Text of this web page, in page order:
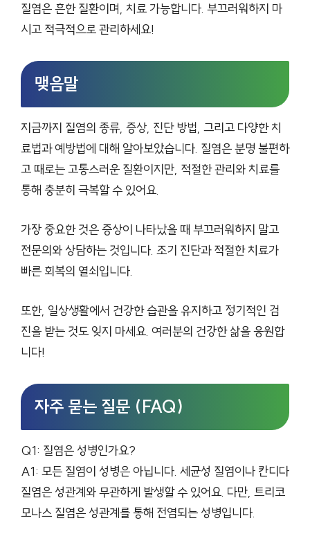
질염은 흔한 질환이며, 치료 가능합니다. 부끄러워하지 마
시고 적극적으로 관리하세요!
맺음말
지금까지 질염의 종류, 증상, 진단 방법, 그리고 다양한 치
료법과 예방법에 대해 알아보았습니다. 질염은 분명 불편하
고 때로는 고통스러운 질환이지만, 적절한 관리와 치료를
통해 충분히 극복할 수 있어요.
가장 중요한 것은 증상이 나타났을 때 부끄러워하지 말고
전문의와 상담하는 것입니다. 조기 진단과 적절한 치료가
빠른 회복의 열쇠입니다.
또한, 일상생활에서 건강한 습관을 유지하고 정기적인 검
진을 받는 것도 잊지 마세요. 여러분의 건강한 삶을 응원합
니다!
자주 묻는 질문 (FAQ)
Q1: 질염은 성병인가요?
A1: 모든 질염이 성병은 아닙니다. 세균성 질염이나 칸디다
질염은 성관계와 무관하게 발생할 수 있어요. 다만, 트리코
모나스 질염은 성관계를 통해 전염되는 성병입니다.